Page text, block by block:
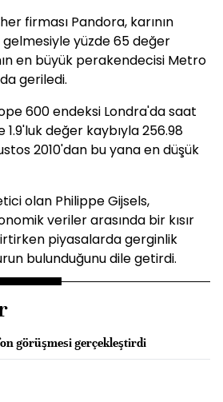
firması Pandora, karının
yüzde 65 değer
en büyük perakendecisi Metro
geriledi.
600 endeksi Londra'da saat
1.9'luk değer kaybıyla 256.98
2010'dan bu yana en düşük
olan Philippe Gijsels,
veriler arasında bir kısır
piyasalarda gerginlik
bulunduğunu dile getirdi.
görüşmesi gerçekleştirdi